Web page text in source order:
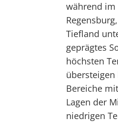
während
Tiefland
geprägtes
höchsten
übersteigen
Bereiche
Lagen der
niedrigen